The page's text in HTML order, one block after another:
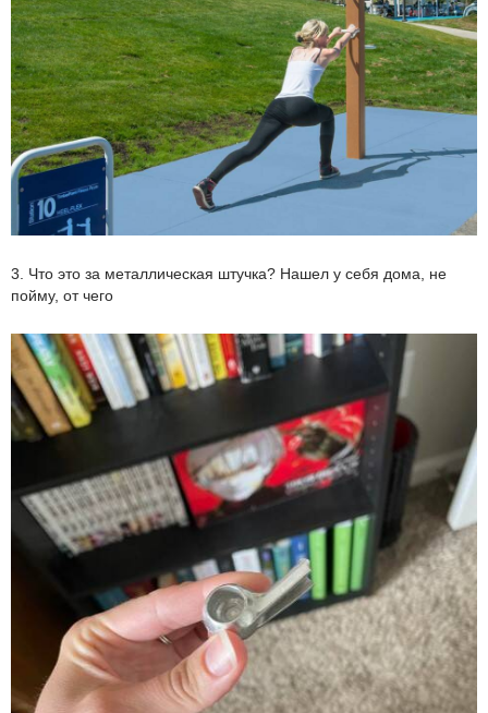
3. Что это за металлическая штучка? Нашел у себя дома, не
пойму, от чего